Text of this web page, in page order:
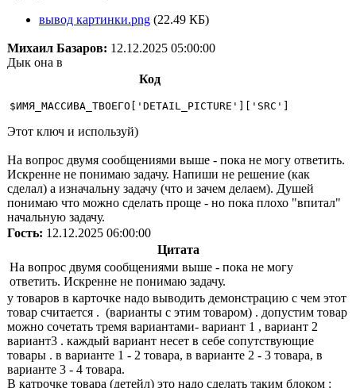
вывод картинки.png (22.49 КБ)
Михаил Базаров: 12.12.2025 05:00:00
Дык она в
Код
$ИМЯ_МАССИВА_ТВОЕГО['DETAIL_PICTURE']['SRC']
Этот ключ и используй)
На вопрос двумя сообщениями выше - пока не могу ответить.
Искренне не понимаю задачу. Напиши не решение (как
сделал) а изначальну задачу (что и зачем делаем). Душей
понимаю что можно сделать проще - но пока плохо "впитал"
начальную задачу.
Гость: 12.12.2025 06:00:00
Цитата
На вопрос двумя сообщениями выше - пока не могу
ответить. Искренне не понимаю задачу.
у товаров в карточке надо выводить демонстрацию с чем этот
товар считается . (варианты с этим товаром) . допустим товар
можно сочетать тремя вариантами- вариант 1 , вариант 2
вариант3 . каждый вариант несет в себе сопутствующие
товары . в варианте 1 - 2 товара, в варианте 2 - 3 товара, в
варианте 3 - 4 товара.
В катрочке товара (детейл) это надо сделать таким блоком :